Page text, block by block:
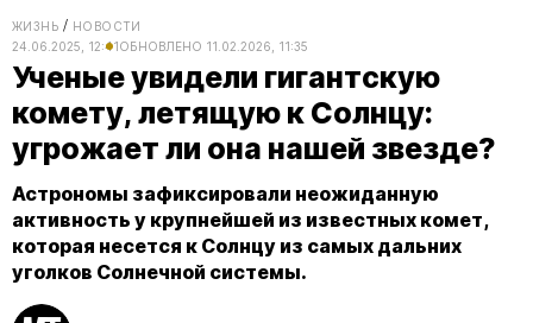
ЖИЗНЬ
НОВОСТИ
24.06.2025, 12:41ОБНОВЛЕНО 11.02.2026, 11:35
Ученые увидели гигантскую
комету, летящую к Солнцу:
угрожает ли она нашей звезде?
Астрономы зафиксировали неожиданную
активность у крупнейшей из известных комет,
которая несется к Солнцу из самых дальних
уголков Солнечной системы.